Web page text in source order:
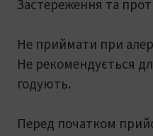
Застереження та
Не приймати при
Не рекомендується
годують.
Перед початком